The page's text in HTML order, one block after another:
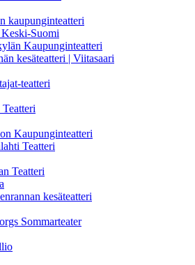
kaupunginteatteri
Suomi
Kaupunginteatteri
kesäteatteri | Viitasaari
teatteri
Kaupunginteatteri
Teatteri
Teatteri
kesäteatteri
Sommarteater